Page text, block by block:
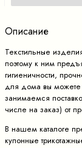
Описание
Текстильные
поэтому к ним
гигиеничности,
для дома вы можете
занимаемся
числе на заказ) от
В нашем каталоге
купонные